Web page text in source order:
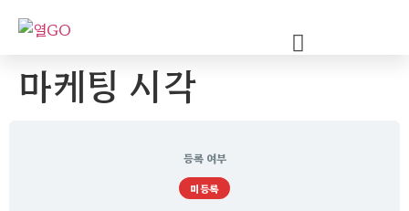
마케팅 시각
등록 여부
미등록